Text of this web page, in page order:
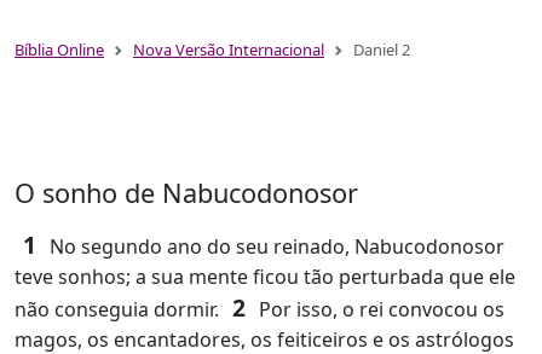
Bíblia Online Nova Versão Internacional Daniel 2
O sonho de Nabucodonosor
1
No segundo ano do seu reinado, Nabucodonosor
teve sonhos; a sua mente ficou tão perturbada que ele
não conseguia dormir. 2 Por isso, o rei convocou os
magos, os encantadores, os feiticeiros e os astrólogos